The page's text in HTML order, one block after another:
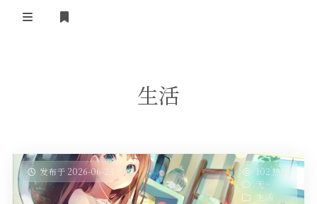
生活
发布于 2026-06-23
102 热度
无~
生活